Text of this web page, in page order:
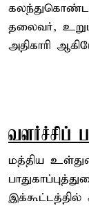
தலைவர்,
அதிகாரி
வளர்ச்சிப்
மத்திய